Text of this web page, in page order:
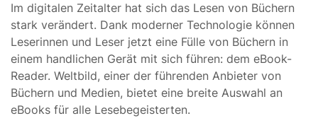
Im digitalen Zeitalter hat sich das Lesen von Büchern
stark verändert. Dank moderner Technologie können
Leserinnen und Leser jetzt eine Fülle von Büchern in
einem handlichen Gerät mit sich führen: dem eBook-
Reader. Weltbild, einer der führenden Anbieter von
Büchern und Medien, bietet eine breite Auswahl an
eBooks für alle Lesebegeisterten.